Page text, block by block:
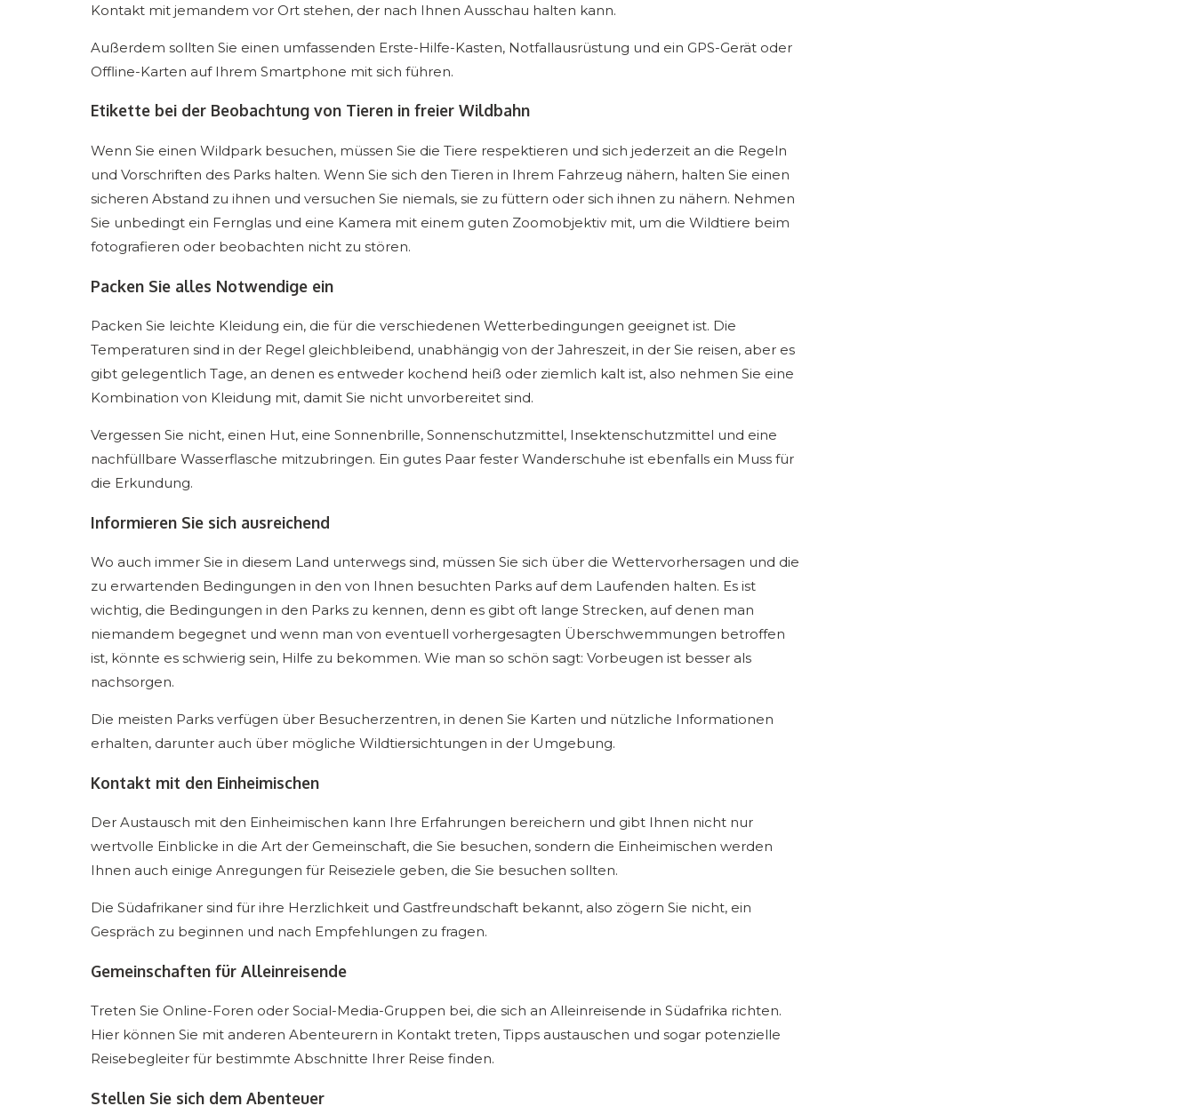
Kontakt mit jemandem vor Ort stehen, der nach Ihnen Ausschau halten kann.
Außerdem sollten Sie einen umfassenden Erste-Hilfe-Kasten, Notfallausrüstung und ein GPS-Gerät oder
Offline-Karten auf Ihrem Smartphone mit sich führen.
Etikette bei der Beobachtung von Tieren in freier Wildbahn
Wenn Sie einen Wildpark besuchen, müssen Sie die Tiere respektieren und sich jederzeit an die Regeln
und Vorschriften des Parks halten. Wenn Sie sich den Tieren in Ihrem Fahrzeug nähern, halten Sie einen
sicheren Abstand zu ihnen und versuchen Sie niemals, sie zu füttern oder sich ihnen zu nähern. Nehmen
Sie unbedingt ein Fernglas und eine Kamera mit einem guten Zoomobjektiv mit, um die Wildtiere beim
fotografieren oder beobachten nicht zu stören.
Packen Sie alles Notwendige ein
Packen Sie leichte Kleidung ein, die für die verschiedenen Wetterbedingungen geeignet ist. Die
Temperaturen sind in der Regel gleichbleibend, unabhängig von der Jahreszeit, in der Sie reisen, aber es
gibt gelegentlich Tage, an denen es entweder kochend heiß oder ziemlich kalt ist, also nehmen Sie eine
Kombination von Kleidung mit, damit Sie nicht unvorbereitet sind.
Vergessen Sie nicht, einen Hut, eine Sonnenbrille, Sonnenschutzmittel, Insektenschutzmittel und eine
nachfüllbare Wasserflasche mitzubringen. Ein gutes Paar fester Wanderschuhe ist ebenfalls ein Muss für
die Erkundung.
Informieren Sie sich ausreichend
Wo auch immer Sie in diesem Land unterwegs sind, müssen Sie sich über die Wettervorhersagen und die
zu erwartenden Bedingungen in den von Ihnen besuchten Parks auf dem Laufenden halten. Es ist
wichtig, die Bedingungen in den Parks zu kennen, denn es gibt oft lange Strecken, auf denen man
niemandem begegnet und wenn man von eventuell vorhergesagten Überschwemmungen betroffen
ist, könnte es schwierig sein, Hilfe zu bekommen. Wie man so schön sagt: Vorbeugen ist besser als
nachsorgen.
Die meisten Parks verfügen über Besucherzentren, in denen Sie Karten und nützliche Informationen
erhalten, darunter auch über mögliche Wildtiersichtungen in der Umgebung.
Kontakt mit den Einheimischen
Der Austausch mit den Einheimischen kann Ihre Erfahrungen bereichern und gibt Ihnen nicht nur
wertvolle Einblicke in die Art der Gemeinschaft, die Sie besuchen, sondern die Einheimischen werden
Ihnen auch einige Anregungen für Reiseziele geben, die Sie besuchen sollten.
Die Südafrikaner sind für ihre Herzlichkeit und Gastfreundschaft bekannt, also zögern Sie nicht, ein
Gespräch zu beginnen und nach Empfehlungen zu fragen.
Gemeinschaften für Alleinreisende
Treten Sie Online-Foren oder Social-Media-Gruppen bei, die sich an Alleinreisende in Südafrika richten.
Hier können Sie mit anderen Abenteurern in Kontakt treten, Tipps austauschen und sogar potenzielle
Reisebegleiter für bestimmte Abschnitte Ihrer Reise finden.
Stellen Sie sich dem Abenteuer